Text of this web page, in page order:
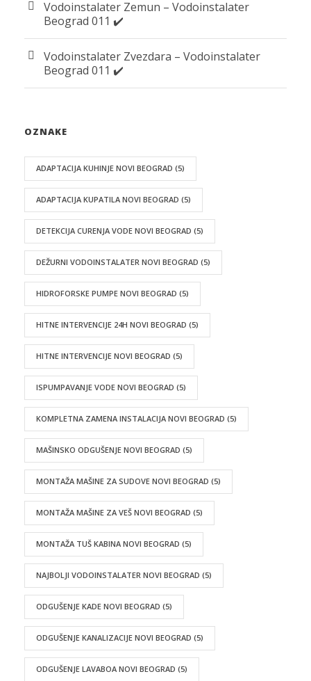
Vodoinstalater Zemun – Vodoinstalater
Beograd 011 ✔️
Vodoinstalater Zvezdara – Vodoinstalater
Beograd 011 ✔️
OZNAKE
ADAPTACIJA KUHINJE NOVI BEOGRAD (5)
ADAPTACIJA KUPATILA NOVI BEOGRAD (5)
DETEKCIJA CURENJA VODE NOVI BEOGRAD (5)
DEŽURNI VODOINSTALATER NOVI BEOGRAD (5)
HIDROFORSKE PUMPE NOVI BEOGRAD (5)
HITNE INTERVENCIJE 24H NOVI BEOGRAD (5)
HITNE INTERVENCIJE NOVI BEOGRAD (5)
ISPUMPAVANJE VODE NOVI BEOGRAD (5)
KOMPLETNA ZAMENA INSTALACIJA NOVI BEOGRAD (5)
MAŠINSKO ODGUŠENJE NOVI BEOGRAD (5)
MONTAŽA MAŠINE ZA SUDOVE NOVI BEOGRAD (5)
MONTAŽA MAŠINE ZA VEŠ NOVI BEOGRAD (5)
MONTAŽA TUŠ KABINA NOVI BEOGRAD (5)
NAJBOLJI VODOINSTALATER NOVI BEOGRAD (5)
ODGUŠENJE KADE NOVI BEOGRAD (5)
ODGUŠENJE KANALIZACIJE NOVI BEOGRAD (5)
ODGUŠENJE LAVABOA NOVI BEOGRAD (5)